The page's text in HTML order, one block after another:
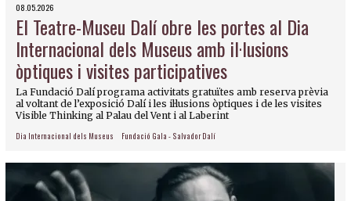
08.05.2026
El Teatre-Museu Dalí obre les portes al Dia
Internacional dels Museus amb il·lusions
òptiques i visites participatives
La Fundació Dalí programa activitats gratuïtes amb reserva prèvia
al voltant de l’exposició Dalí i les il·lusions òptiques i de les visites
Visible Thinking al Palau del Vent i al Laberint
Dia Internacional dels Museus Fundació Gala - Salvador Dalí